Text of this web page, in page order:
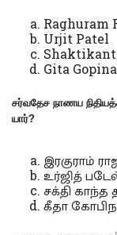
Raghuram
Urjit Patel
Gita
சர்வதேச நாணய
யார்?
இரகுராம்
உர்ஜித்
சக்தி காந்த
கீதா